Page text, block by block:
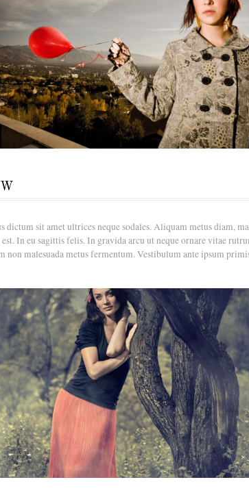
dictum sit amet ultrices neque sodales. Aliquam metus diam,
In eu sagittis felis. In gravida arcu ut neque ornare vitae
non malesuada metus fermentum. Vestibulum ante ipsum